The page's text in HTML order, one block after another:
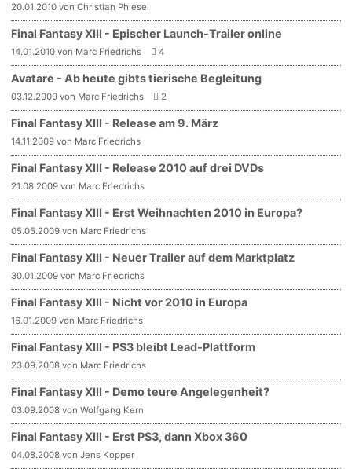
20.01.2010 von Christian Phiesel
Final Fantasy XIII - Epischer Launch-Trailer online
14.01.2010 von Marc Friedrichs 4
Avatare - Ab heute gibts tierische Begleitung
03.12.2009 von Marc Friedrichs 2
Final Fantasy XIII - Release am 9. März
14.11.2009 von Marc Friedrichs
Final Fantasy XIII - Release 2010 auf drei DVDs
21.08.2009 von Marc Friedrichs
Final Fantasy XIII - Erst Weihnachten 2010 in Europa?
05.05.2009 von Marc Friedrichs
Final Fantasy XIII - Neuer Trailer auf dem Marktplatz
30.01.2009 von Marc Friedrichs
Final Fantasy XIII - Nicht vor 2010 in Europa
16.01.2009 von Marc Friedrichs
Final Fantasy XIII - PS3 bleibt Lead-Plattform
23.09.2008 von Marc Friedrichs
Final Fantasy XIII - Demo teure Angelegenheit?
03.09.2008 von Wolfgang Kern
Final Fantasy XIII - Erst PS3, dann Xbox 360
04.08.2008 von Jens Kopper